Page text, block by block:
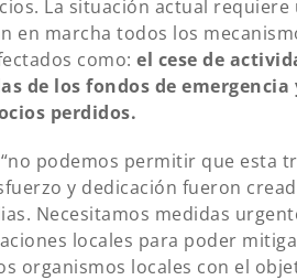
La situación actual
en marcha todos los
como: el cese de
de los fondos de
perdidos.
podemos permitir que esta
y dedicación fueron
Necesitamos medidas
locales para poder
organismos locales con el